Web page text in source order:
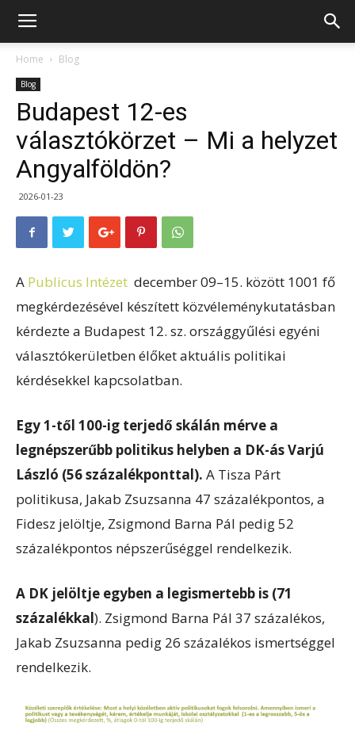
Home Blog
Blog
Budapest 12-es
választókörzet – Mi a helyzet
Angyalföldön?
2026-01-23
A Publicus Intézet december 09–15. között 1001 fő
megkérdezésével készített közvéleménykutatásban
kérdezte a Budapest 12. sz. országgyűlési egyéni
választókerületben élőket aktuális politikai
kérdésekkel kapcsolatban.
Egy 1-től 100-ig terjedő skálán mérve a
legnépszerűbb politikus helyben a DK-ás Varjú
László (56 százalékponttal). A Tisza Párt
politikusa, Jakab Zsuzsanna 47 százalékpontos, a
Fidesz jelöltje, Zsigmond Barna Pál pedig 52
százalékpontos népszerűséggel rendelkezik.
A DK jelöltje egyben a legismertebb is (71
százalékkal). Zsigmond Barna Pál 37 százalékos,
Jakab Zsuzsanna pedig 26 százalékos ismertséggel
rendelkezik.